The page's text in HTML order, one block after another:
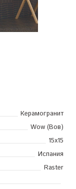
Керамогранит
Wow (Вов)
15x15
Испания
Raster